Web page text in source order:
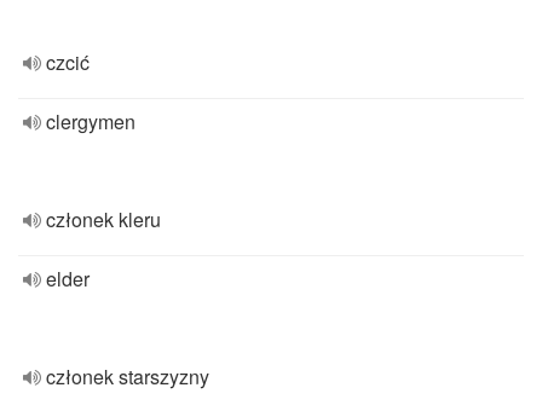
czcić
clergymen
członek kleru
elder
członek starszyzny